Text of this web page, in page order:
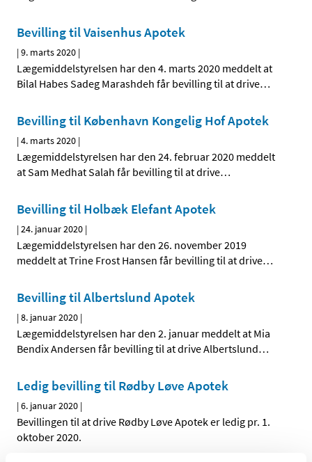
Bevilling til Vaisenhus Apotek
|9. marts 2020 |
Lægemiddelstyrelsen har den 4. marts 2020 meddelt at
Bilal Habes Sadeg Marashdeh får bevilling til at drive…
Bevilling til København Kongelig Hof Apotek
|4. marts 2020 |
Lægemiddelstyrelsen har den 24. februar 2020 meddelt
at Sam Medhat Salah får bevilling til at drive…
Bevilling til Holbæk Elefant Apotek
|24. januar 2020 |
Lægemiddelstyrelsen har den 26. november 2019
meddelt at Trine Frost Hansen får bevilling til at drive…
Bevilling til Albertslund Apotek
|8. januar 2020 |
Lægemiddelstyrelsen har den 2. januar meddelt at Mia
Bendix Andersen får bevilling til at drive Albertslund…
Ledig bevilling til Rødby Løve Apotek
|6. januar 2020 |
Bevillingen til at drive Rødby Løve Apotek er ledig pr. 1.
oktober 2020.